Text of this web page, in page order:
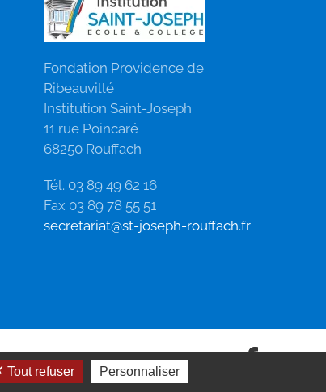
Fondation Providence de
Ribeauvillé
Institution Saint-Joseph
11 rue Poincaré
68250 Rouffach
Tél. 03 89 49 62 16
Fax 03 89 78 55 51
secretariat@st-joseph-rouffach.fr
Tout refuser Personnaliser